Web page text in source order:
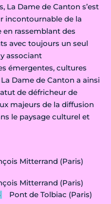
La Dame de Canton s’est
incontournable de la
rassemblant des
avec toujours un seul
associant
émergentes, cultures
Dame de Canton a ainsi
de défricheur de
majeurs de la diffusion
le paysage culturel et
Mitterrand (Paris)
Mitterrand (Paris)
Pont de Tolbiac (Paris)